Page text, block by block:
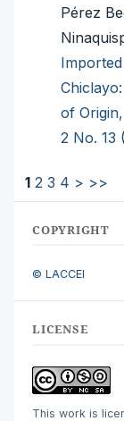
Pérez
of
2 No. 13
1 2 3 4 > >>
COPYRIGHT
© LACCEI
LICENSE
This work is